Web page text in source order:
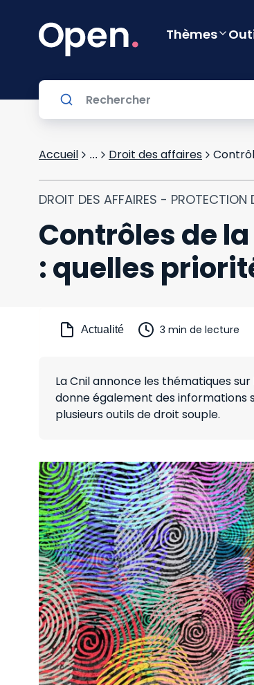
Thèmes
Accueil ... Droit des affaires
DROIT DES AFFAIRES - PROTECTION
Contrôles de
: quelles
Actualité 3 min de lecture
La Cnil annonce les thématiques
donne également des informations
plusieurs outils de droit souple.